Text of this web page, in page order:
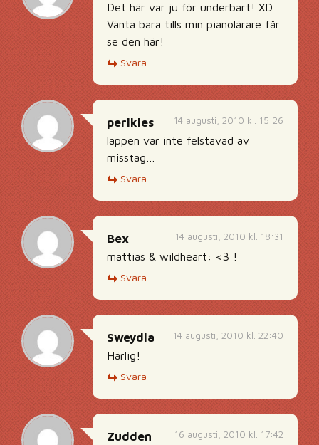
Det här var ju för underbart! XD
Vänta bara tills min pianolärare får
se den här!
Svara
14 augusti, 2010 kl. 15:26
perikles
lappen var inte felstavad av
misstag…
Svara
14 augusti, 2010 kl. 18:31
Bex
mattias & wildheart: <3 !
Svara
14 augusti, 2010 kl. 22:40
Sweydia
Härlig!
Svara
16 augusti, 2010 kl. 17:42
Zudden